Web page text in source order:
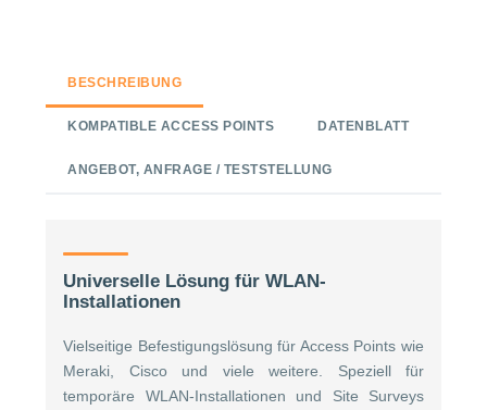
BESCHREIBUNG
KOMPATIBLE ACCESS POINTS DATENBLATT
ANGEBOT, ANFRAGE / TESTSTELLUNG
Universelle Lösung für WLAN-
Installationen
Vielseitige Befestigungslösung für Access Points wie
Meraki, Cisco und viele weitere. Speziell für
temporäre WLAN-Installationen und Site Surveys